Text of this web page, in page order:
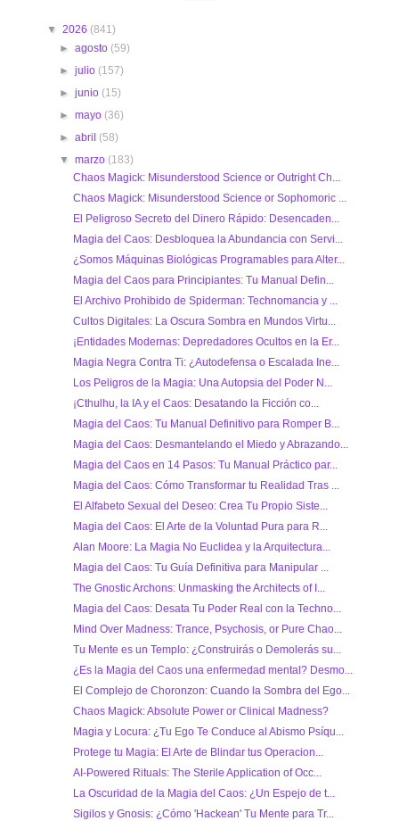
▼ 2026 (841)
►agosto (59)
►julio (157)
►junio (15)
►mayo (36)
►abril (58)
▼marzo (183)
Chaos Magick: Misunderstood Science or Outright Ch...
Chaos Magick: Misunderstood Science or Sophomoric ...
El Peligroso Secreto del Dinero Rápido: Desencaden...
Magia del Caos: Desbloquea la Abundancia con Servi...
¿Somos Máquinas Biológicas Programables para Alter...
Magia del Caos para Principiantes: Tu Manual Defin...
El Archivo Prohibido de Spiderman: Technomancia y ...
Cultos Digitales: La Oscura Sombra en Mundos Virtu...
¡Entidades Modernas: Depredadores Ocultos en la Er...
Magia Negra Contra Ti: ¿Autodefensa o Escalada Ine...
Los Peligros de la Magia: Una Autopsia del Poder N...
¡Cthulhu, la IA y el Caos: Desatando la Ficción co...
Magia del Caos: Tu Manual Definitivo para Romper B...
Magia del Caos: Desmantelando el Miedo y Abrazando...
Magia del Caos en 14 Pasos: Tu Manual Práctico par...
Magia del Caos: Cómo Transformar tu Realidad Tras ...
El Alfabeto Sexual del Deseo: Crea Tu Propio Siste...
Magia del Caos: El Arte de la Voluntad Pura para R...
Alan Moore: La Magia No Euclidea y la Arquitectura...
Magia del Caos: Tu Guía Definitiva para Manipular ...
The Gnostic Archons: Unmasking the Architects of I...
Magia del Caos: Desata Tu Poder Real con la Techno...
Mind Over Madness: Trance, Psychosis, or Pure Chao...
Tu Mente es un Templo: ¿Construirás o Demolerás su...
¿Es la Magia del Caos una enfermedad mental? Desmo...
El Complejo de Choronzon: Cuando la Sombra del Ego...
Chaos Magick: Absolute Power or Clinical Madness?
Magia y Locura: ¿Tu Ego Te Conduce al Abismo Psíqu...
Protege tu Magia: El Arte de Blindar tus Operacion...
AI-Powered Rituals: The Sterile Application of Occ...
La Oscuridad de la Magia del Caos: ¿Un Espejo de t...
Sigilos y Gnosis: ¿Cómo 'Hackean' Tu Mente para Tr...